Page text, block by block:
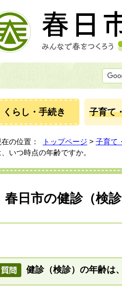
くらし・手続き 子育て
在の位置： トップページ > 子育て
、いつ時点の年齢ですか。
春日市の健診（検
健診（検診）の年齢は